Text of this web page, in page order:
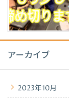
アーカイブ
2023年10月